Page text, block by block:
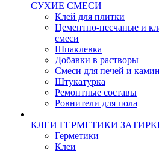
СУХИЕ СМЕСИ
Клей для плитки
Цементно-песчаные и
смеси
Шпаклевка
Добавки в растворы
Смеси для печей и
Штукатурка
Ремонтные составы
Ровнители для пола
КЛЕИ ГЕРМЕТИКИ
Герметики
Клеи